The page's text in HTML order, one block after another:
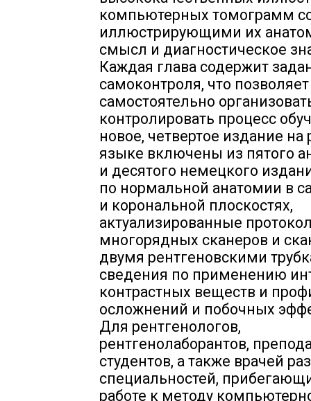
компьютерных томограмм
иллюстрирующими их
смысл и диагностическое
Каждая глава содержит
самоконтроля, что
самостоятельно
контролировать процесс
новое, четвертое издание на
языке включены из пятого
и десятого немецкого
по нормальной анатомии в
и корональной плоскостях,
актуализированные
многорядных сканеров и
двумя рентгеновскими
сведения по применению
контрастных веществ и
осложнений и побочных
Для рентгенологов,
рентгенолаборантов,
студентов, а также врачей
специальностей,
работе к методу